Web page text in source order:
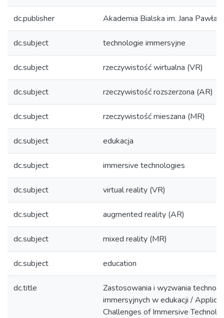
dc.publisher Akademia Bialska im. Jana Pawła II
dc.subject technologie immersyjne
dc.subject rzeczywistość wirtualna (VR)
dc.subject rzeczywistość rozszerzona (AR)
dc.subject rzeczywistość mieszana (MR)
dc.subject edukacja
dc.subject immersive technologies
dc.subject virtual reality (VR)
dc.subject augmented reality (AR)
dc.subject mixed reality (MR)
dc.subject education
dc.title
Zastosowania i wyzwania
immersyjnych w edukacji /
Challenges of Immersive